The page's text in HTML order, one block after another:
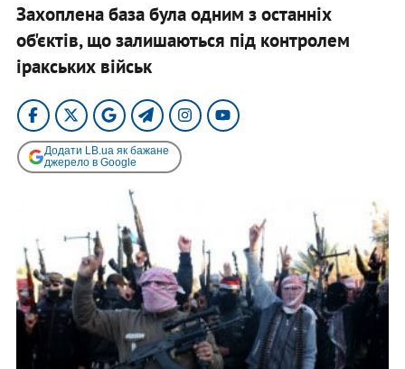
Захоплена база була одним з останніх
об'єктів, що залишаються під контролем
іракських військ
Додати LB.ua як бажане
джерело в Google